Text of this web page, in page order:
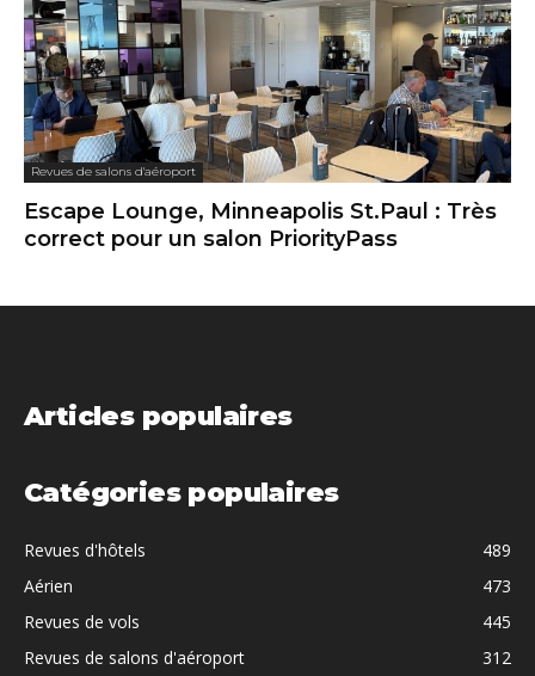
Revues de salons d'aéroport
Escape Lounge, Minneapolis St.Paul : Très
correct pour un salon PriorityPass
Articles populaires
Catégories populaires
Revues d'hôtels
489
Aérien
473
Revues de vols
445
Revues de salons d'aéroport
312